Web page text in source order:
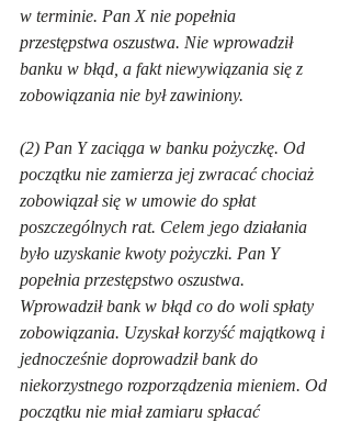
w terminie. Pan X nie popełnia
przestępstwa oszustwa. Nie wprowadził
banku w błąd, a fakt niewywiązania się z
zobowiązania nie był zawiniony.
(2) Pan Y zaciąga w banku pożyczkę. Od
początku nie zamierza jej zwracać chociaż
zobowiązał się w umowie do spłat
poszczególnych rat. Celem jego działania
było uzyskanie kwoty pożyczki. Pan Y
popełnia przestępstwo oszustwa.
Wprowadził bank w błąd co do woli spłaty
zobowiązania. Uzyskał korzyść majątkową i
jednocześnie doprowadził bank do
niekorzystnego rozporządzenia mieniem. Od
początku nie miał zamiaru spłacać